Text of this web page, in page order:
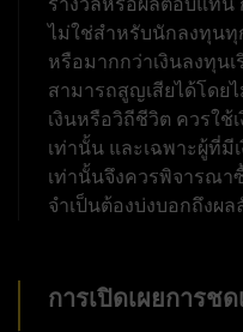
ไม่ใช่สำหรับนักลงทุน
หรือมากกว่าเงินลงทุน
สามารถสูญเสียได้โดย
เงินหรือวิถีชีวิต ควรใ
เท่านั้น และเฉพาะผู้ที่มี
เท่านั้นจึงควรพิจารณ
จำเป็นต้องบ่งบอกถึงผ
การเปิดเผยการช